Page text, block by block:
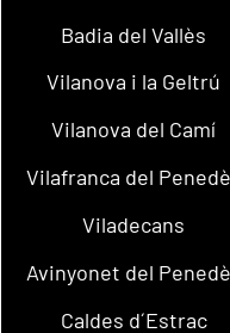
Badia del Vallès
Vilanova i la Geltrú
Vilanova del Camí
Vilafranca del
Viladecans
Avinyonet del
Caldes d´Estrac